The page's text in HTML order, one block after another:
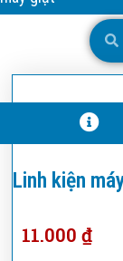
Linh kiện
11.000₫